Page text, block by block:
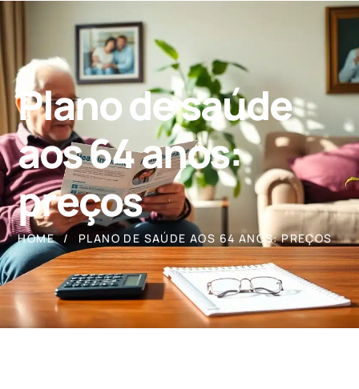
Plano de saúde
aos 64 anos:
preços
HOME PLANO DE SAÚDE AOS 64 ANOS: PREÇOS